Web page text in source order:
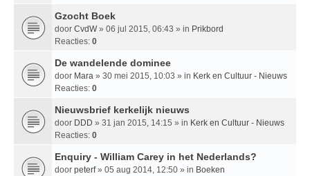
Gzocht Boek
door CvdW» 06 jul 2015, 06:43 » in Prikbord
Reacties: 0
De wandelende dominee
door Mara » 30 mei 2015, 10:03 » in Kerk en Cultuur - Nieuws
Reacties: 0
Nieuwsbrief kerkelijk nieuws
door DDD » 31 jan 2015, 14:15 » in Kerk en Cultuur - Nieuws
Reacties: 0
Enquiry - William Carey in het Nederlands?
door peterf» 05 aug 2014, 12:50 » in Boeken